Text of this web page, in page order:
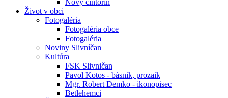
Nový cintorín
Život v obci
Fotogaléria
Fotogaléria obce
Fotogaléria
Noviny Slivníčan
Kultúra
FSK Slivničan
Pavol Kotos - básnik, prozaik
Mgr. Robert Demko - ikonopisec
Betlehemci